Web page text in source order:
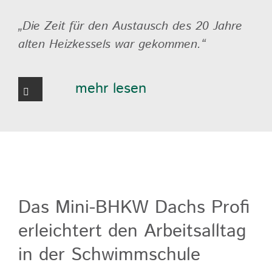
„Die Zeit für den Austausch des 20 Jahre
alten Heizkessels war gekommen.“
mehr lesen
Das Mini-BHKW Dachs Profi
erleichtert den Arbeitsalltag
in der Schwimmschule